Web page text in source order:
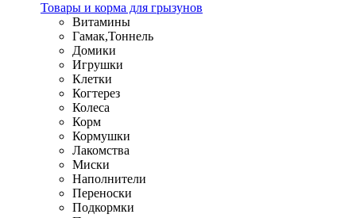
Товары и корма для грызунов
Витамины
Гамак,Тоннель
Домики
Игрушки
Клетки
Когтерез
Колеса
Корм
Кормушки
Лакомства
Миски
Наполнители
Переноски
Подкормки